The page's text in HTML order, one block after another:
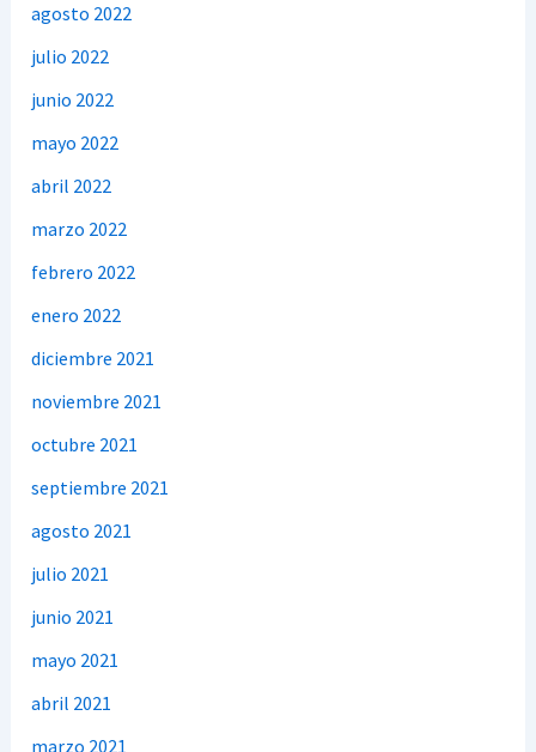
agosto 2022
julio 2022
junio 2022
mayo 2022
abril 2022
marzo 2022
febrero 2022
enero 2022
diciembre 2021
noviembre 2021
octubre 2021
septiembre 2021
agosto 2021
julio 2021
junio 2021
mayo 2021
abril 2021
marzo 2021